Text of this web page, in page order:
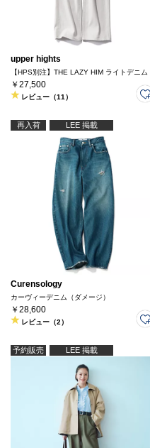
upper hights
【HPS別注】THE LAZY HIM ライトデニム
￥27,500
レビュー（11）
再入荷 LEE 掲載
Curensology
カーヴィーデニム（ダメージ）
￥28,600
レビュー（2）
予約販売 LEE 掲載